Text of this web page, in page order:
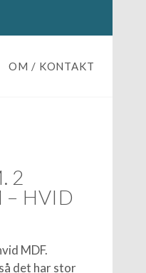
OM / KONTAKT
2
– HVID
MDF.
det har stor